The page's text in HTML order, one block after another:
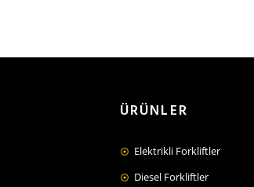
ÜRÜNLER
Elektrikli Forkliftler
Diesel Forkliftler